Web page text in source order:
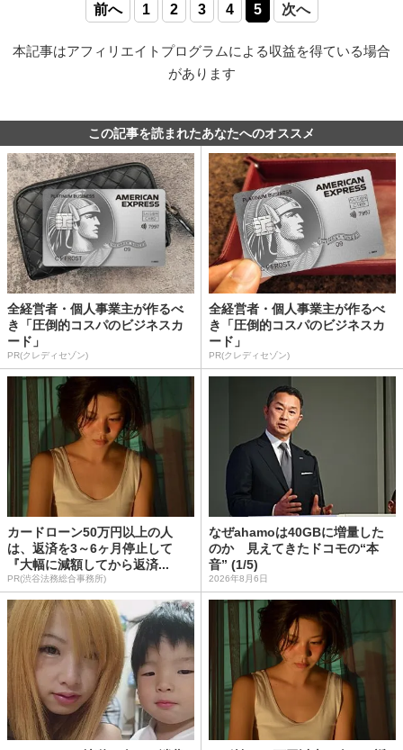
前へ 1 2 3 4 5 次へ
本記事はアフィリエイトプログラムによる収益を得ている場合
があります
この記事を読まれたあなたへのオススメ
全経営者・個人事業主が作るべ
き「圧倒的コスパのビジネスカ
ード」
PR(クレディセゾン)
全経営者・個人事業主が作るべ
き「圧倒的コスパのビジネスカ
ード」
PR(クレディセゾン)
カードローン50万円以上の人
は、返済を3～6ヶ月停止して
『大幅に減額してから返済...
PR(渋谷法務総合事務所)
なぜahamoは40GBに増量した
のか 見えてきたドコモの“本
音” (1/5)
2026年8月6日